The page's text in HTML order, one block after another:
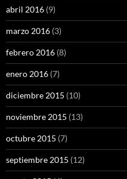
abril 2016 (9)
marzo 2016 (3)
febrero 2016 (8)
enero 2016 (7)
diciembre 2015 (10)
noviembre 2015 (13)
octubre 2015 (7)
septiembre 2015 (12)